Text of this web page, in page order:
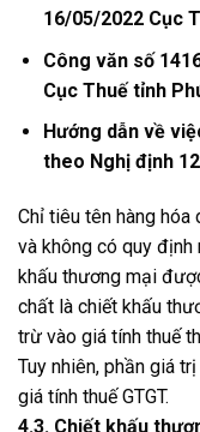
16/05/2022 Cục
Công văn số
Cục Thuế tỉnh
Hướng dẫn về
theo Nghị định
Chỉ tiêu tên hàng
và không có quy
khấu thương mại
chất là chiết khấu
trừ vào giá tính thuế
Tuy nhiên, phần giá
giá tính thuế GTGT.
4.3. Chiết khấu